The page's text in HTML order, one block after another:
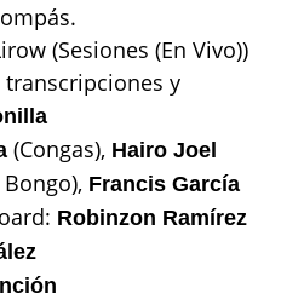
(Sesiones (En Vivo))
y
(Congas), Hairo Joel
Francis García
Robinzon Ramírez